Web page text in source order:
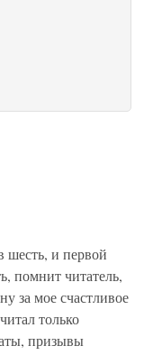
шесть, и первой
помнит читатель,
за мое счастливое
только
призывы